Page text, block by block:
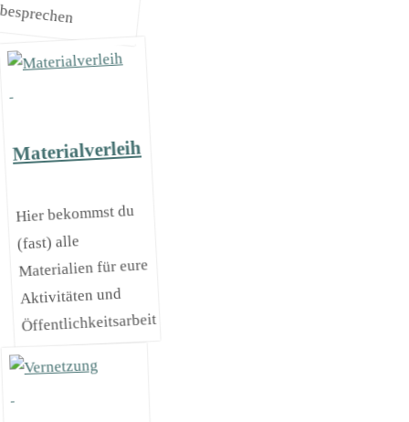
Materialverleih
Hier bekommst du
(fast) alle
Materialien für eure
Aktivitäten und
Öffentlichkeitsarbeit